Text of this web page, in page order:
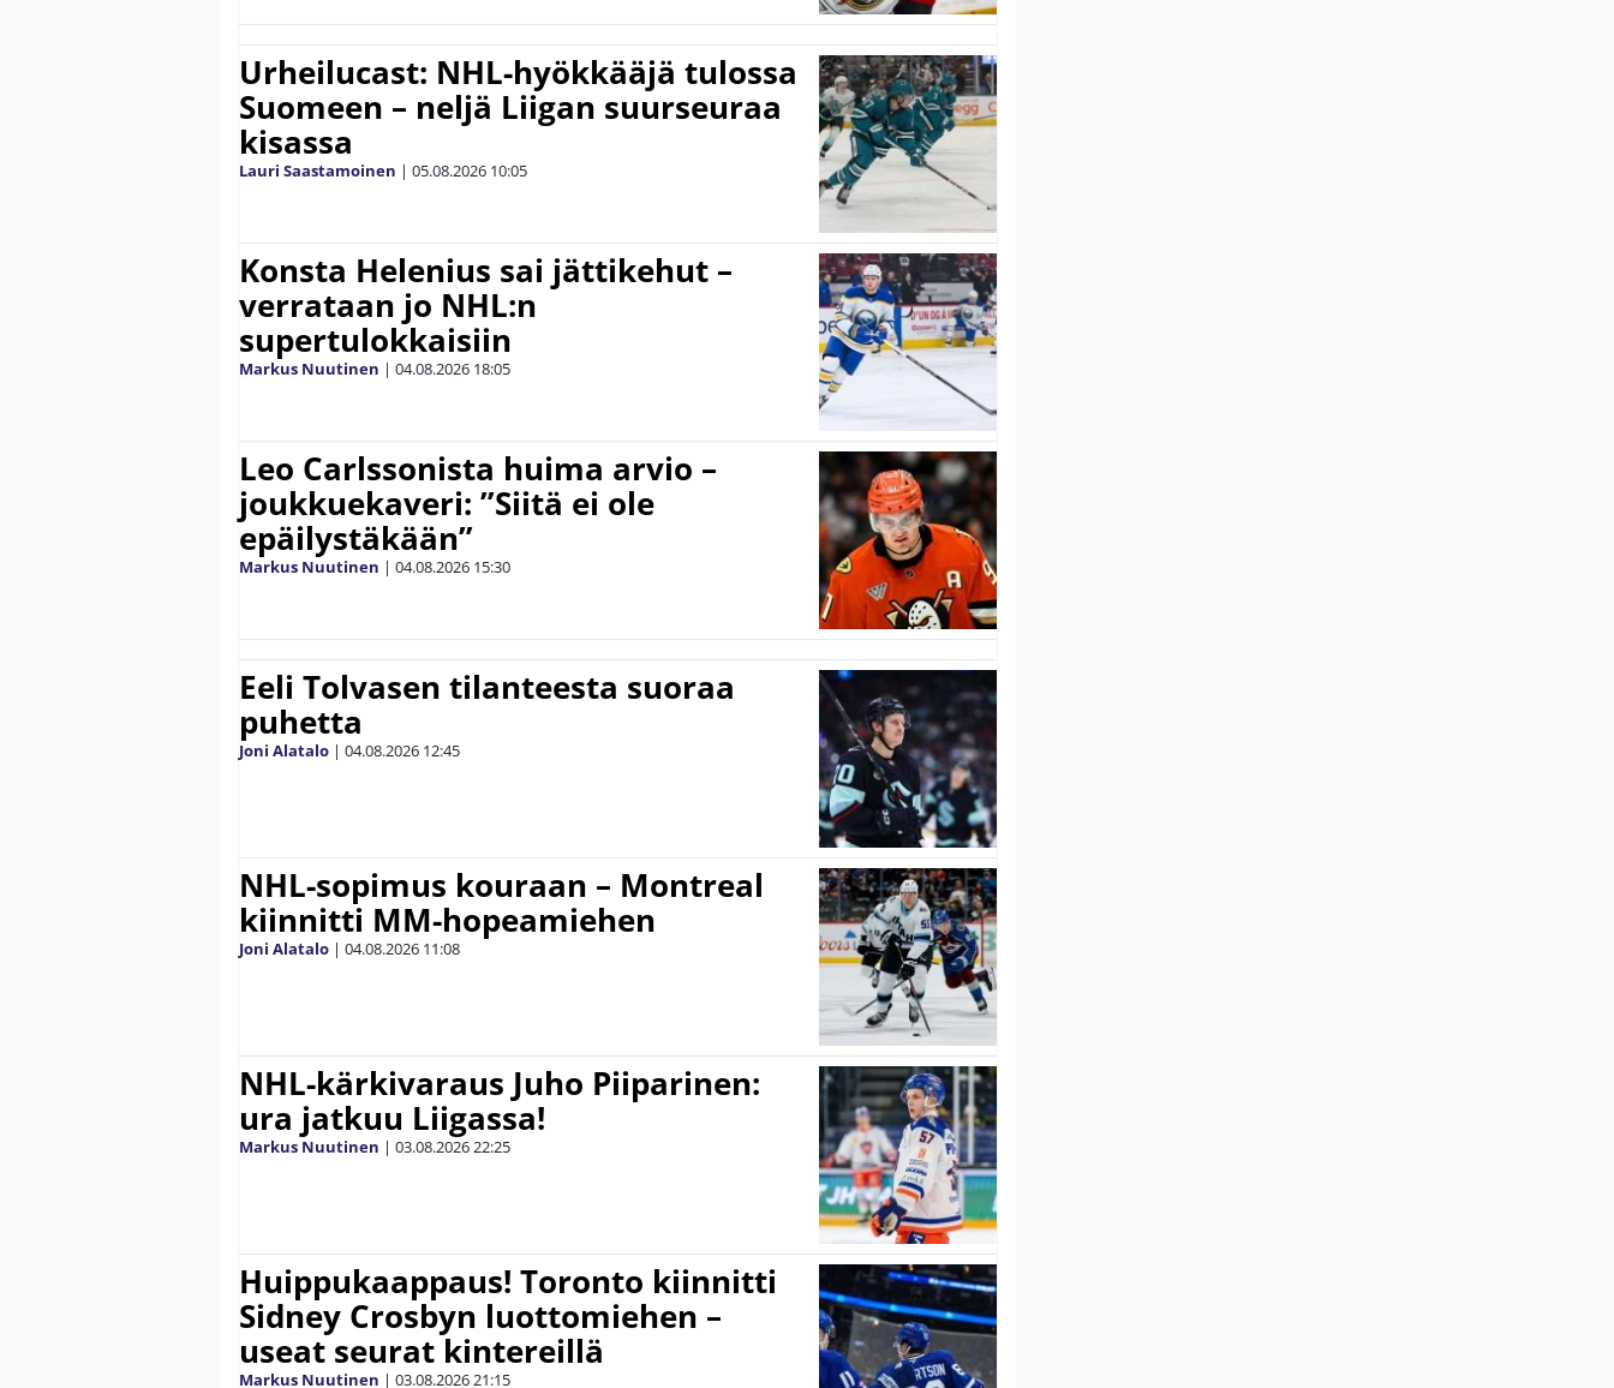
Urheilucast: NHL-hyökkääjä tulossa
Suomeen – neljä Liigan suurseuraa
kisassa
Lauri Saastamoinen | 05.08.2026 10:05
Konsta Helenius sai jättikehut –
verrataan jo NHL:n
supertulokkaisiin
Markus Nuutinen | 04.08.2026 18:05
Leo Carlssonista huima arvio –
joukkuekaveri: ”Siitä ei ole
epäilystäkään”
Markus Nuutinen | 04.08.2026 15:30
Eeli Tolvasen tilanteesta suoraa
puhetta
Joni Alatalo | 04.08.2026 12:45
NHL-sopimus kouraan – Montreal
kiinnitti MM-hopeamiehen
Joni Alatalo | 04.08.2026 11:08
NHL-kärkivaraus Juho Piiparinen:
ura jatkuu Liigassa!
Markus Nuutinen | 03.08.202622:25
Huippukaappaus! Toronto kiinnitti
Sidney Crosbyn luottomiehen –
useat seurat kintereillä
Markus Nuutinen | 03.08.202621:15